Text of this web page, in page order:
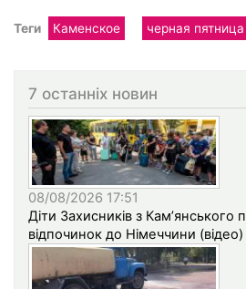
Теги Каменское черная пятница
7 останніх новин
08/08/2026 17:51
Діти Захисників з Кам’янського
відпочинок до Німеччини (відео)